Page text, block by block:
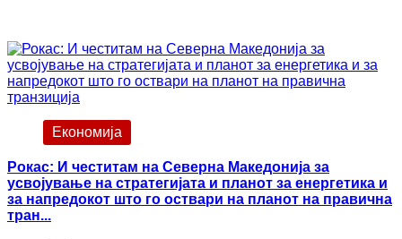
Економија
Рокас: И честитам на Северна Македонија за
усвојување на стратегијата и планот за енергетика и
за напредокот што го оствари на планот на правична
тран...